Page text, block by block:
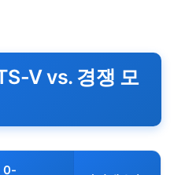
V vs. 경쟁 모
0-